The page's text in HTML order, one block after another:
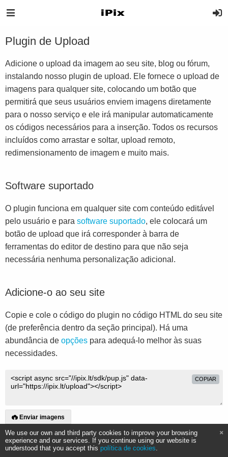
Plugin de Upload
Adicione o upload da imagem ao seu site, blog ou fórum,
instalando nosso plugin de upload. Ele fornece o upload de
imagens para qualquer site, colocando um botão que
permitirá que seus usuários enviem imagens diretamente
para o nosso serviço e ele irá manipular automaticamente
os códigos necessários para a inserção. Todos os recursos
incluídos como arrastar e soltar, upload remoto,
redimensionamento de imagem e muito mais.
Software suportado
O plugin funciona em qualquer site com conteúdo editável
pelo usuário e para software suportado, ele colocará um
botão de upload que irá corresponder à barra de
ferramentas do editor de destino para que não seja
necessária nenhuma personalização adicional.
Adicione-o ao seu site
Copie e cole o código do plugin no código HTML do seu site
(de preferência dentro da seção principal). Há uma
abundância de opções para adequá-lo melhor às suas
necessidades.
COPIAR
Enviar imagens
We use our own and third party cookies to improve your browsing
experience and our services. If you continue using our website is
understood that you accept this política de cookies.